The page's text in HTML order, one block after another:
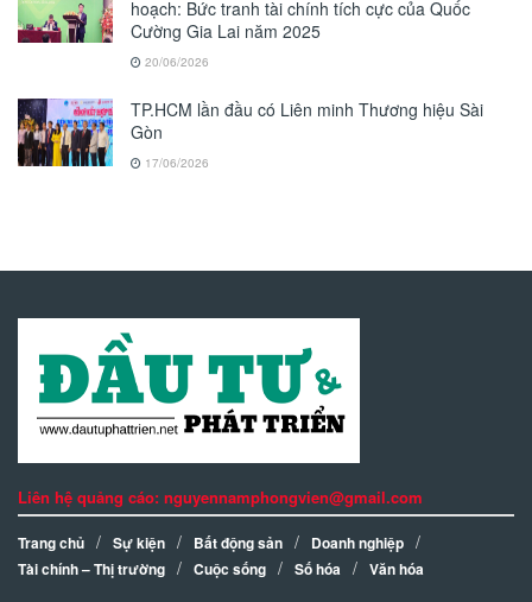
hoạch: Bức tranh tài chính tích cực của Quốc
Cường Gia Lai năm 2025
20/06/2026
TP.HCM lần đầu có Liên minh Thương hiệu Sài
Gòn
17/06/2026
Liên hệ quảng cáo: nguyennamphongvien@gmail.com
Trang chủ Sự kiện Bất động sản
Doanh nghiệp
Tài chính – Thị trường
Cuộc sống Số hóa Văn hóa